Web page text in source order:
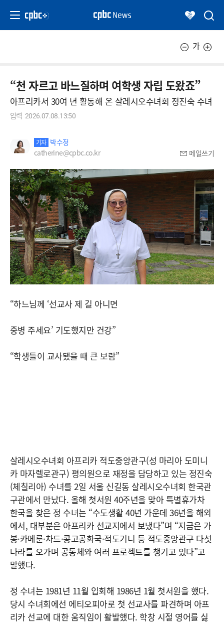
가
“천 자르고 바느질하며 여학생 자립 도왔죠”
아프리카서 30여 년 활동해 온 살레시오수녀회 정진숙 수녀
입력 2026.07.08.13:50
기자 박수정
catherine@cpbc.co.kr
메일쓰기
“하느님께 ‘선교사 제 길 아니면
중병 주세요’ 기도했지만 건강”
“학생들이 교사됐을 때 큰 보람”
살레시오수녀회 아프리카 적도중앙관구(성 마리아 도미니
카 마자렐로관구) 평의원으로 재정을 담당하고 있는 정진숙
(체칠리아) 수녀를 2일 서울 신길동 살레시오수녀회 한국관
구관에서 만났다. 올해 첫서원 40주년을 맞아 특별휴가차
한국을 찾은 정 수녀는 “수도생활 40년 가운데 36년을 해외
에서, 대부분은 아프리카 선교지에서 보냈다”며 “지금은 가
봉·카메룬·차드·콩고공화국·적도기니 등 적도중앙관구 다섯
나라를 오가며 공동체와 여러 프로젝트를 챙기고 있다”고
말했다.
정 수녀는 1981년 11월 입회해 1986년 1월 첫서원을 했다.
당시 수녀회에선 에티오피아로 첫 선교사를 파견하며 아프
리카 선교에 대한 움직임이 활발했다. 학창 시절 영어를 싫